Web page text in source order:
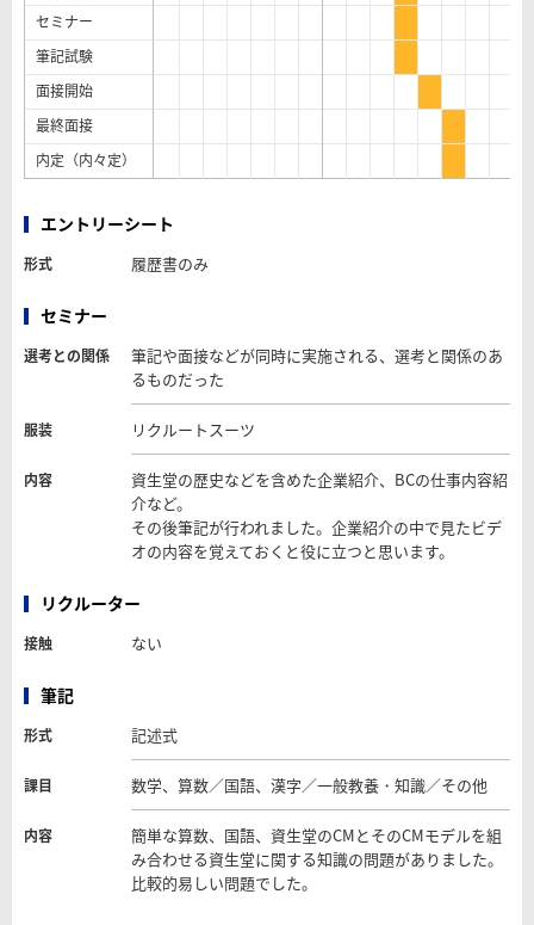
セミナー
筆記試験
面接開始
最終面接
内定（内々定）
エントリーシート
形式 履歴書のみ
セミナー
選考との関係
筆記や面接などが同時に実施される、選考と関係のあ
るものだった
服装 リクルートスーツ
内容
資生堂の歴史などを含めた企業紹介、BCの仕事内容紹
介など。
その後筆記が行われました。企業紹介の中で見たビデ
オの内容を覚えておくと役に立つと思います。
リクルーター
接触 ない
筆記
形式 記述式
課目 数学、算数／国語、漢字／一般教養・知識／その他
内容
簡単な算数、国語、資生堂のCMとそのCMモデルを組
み合わせる資生堂に関する知識の問題がありました。
比較的易しい問題でした。